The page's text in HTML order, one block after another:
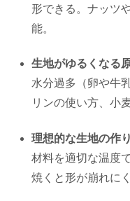
形できる。ナッツ
能。
生地がゆるくなる
水分過多（卵や牛
リンの使い方、小
理想的な生地の作
材料を適切な温度
焼くと形が崩れにく